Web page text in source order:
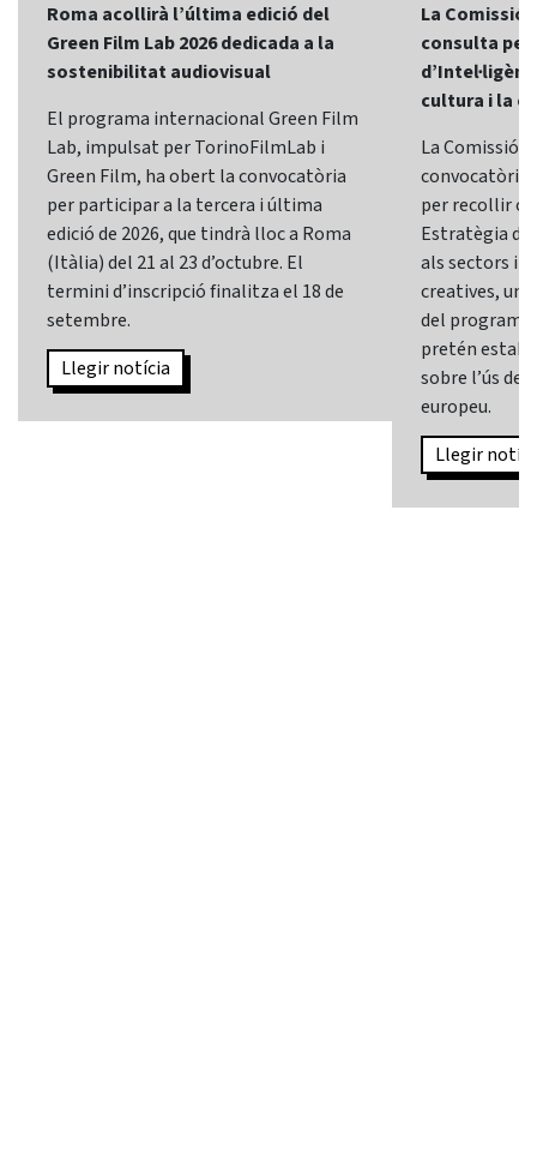
Roma acollirà l’última edició del
Green Film Lab 2026 dedicada a la
sostenibilitat audiovisual
El programa internacional Green Film
Lab, impulsat per TorinoFilmLab i
Green Film, ha obert la convocatòria
per participar a la tercera i última
edició de 2026, que tindrà lloc a Roma
(Itàlia) del 21 al 23 d’octubre. El
termini d’inscripció finalitza el 18 de
setembre.
Llegir notícia
La Comissió
consulta
cultura i la
La Comissió
convocatòria
per recollir
Estratègia
als sectors i
creatives,
del programa
pretén
sobre l’ús de
europeu.
Llegir